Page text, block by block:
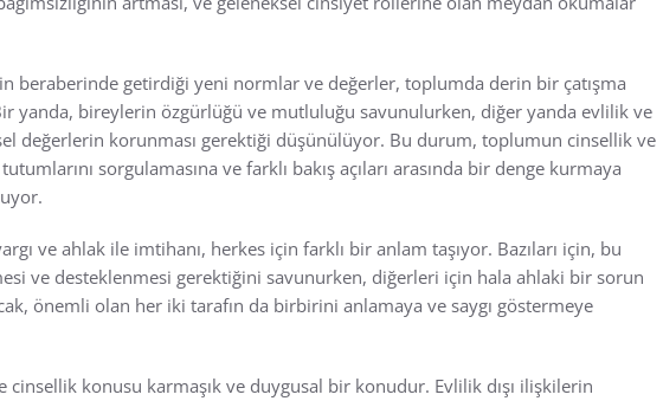
beraberinde getirdiği yeni normlar ve değerler, toplumda derin bir çatışma
yanda, bireylerin özgürlüğü ve mutluluğu savunulurken, diğer yanda evlilik ve
değerlerin korunması gerektiği düşünülüyor. Bu durum, toplumun cinsellik ve
sorgulamasına ve farklı bakış açıları arasında bir denge kurmaya
ve ahlak ile imtihanı, herkes için farklı bir anlam taşıyor. Bazıları için, bu
ve desteklenmesi gerektiğini savunurken, diğerleri için hala ahlaki bir sorun
önemli olan her iki tarafın da birbirini anlamaya ve saygı göstermeye
cinsellik konusu karmaşık ve duygusal bir konudur. Evlilik dışı ilişkilerin